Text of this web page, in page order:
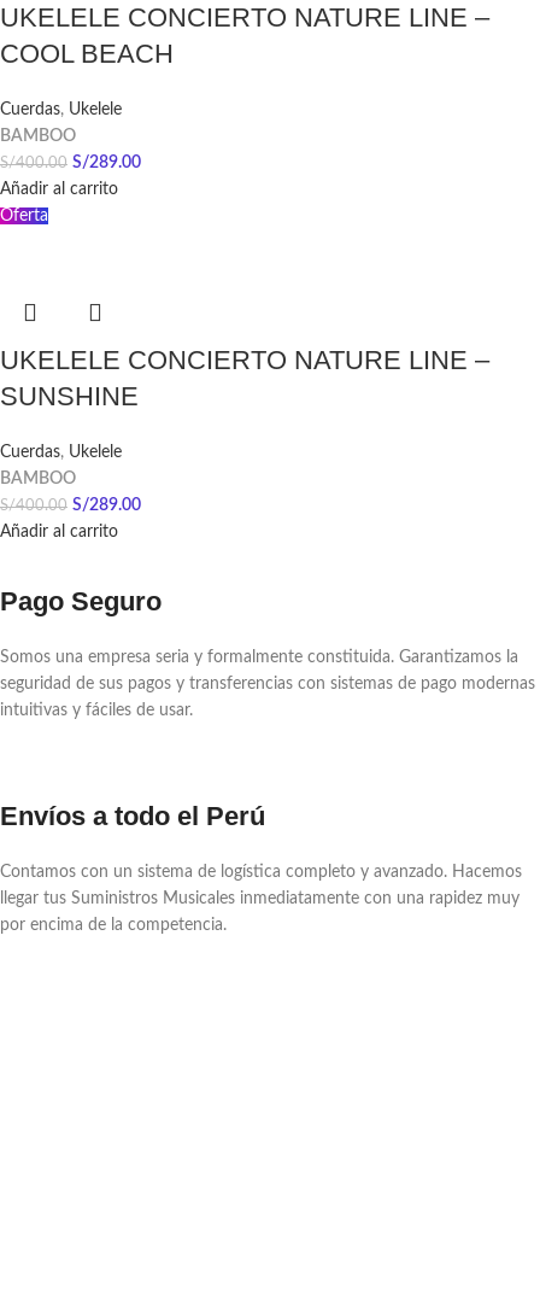
UKELELE CONCIERTO NATURE LINE –
COOL BEACH
Cuerdas, Ukelele
BAMBOO
S/400.00 S/289.00
Añadir al carrito
Oferta
UKELELE CONCIERTO NATURE LINE –
SUNSHINE
Cuerdas, Ukelele
BAMBOO
S/400.00 S/289.00
Añadir al carrito
Pago Seguro
Somos una empresa seria y formalmente constituida. Garantizamos la
seguridad de sus pagos y transferencias con sistemas de pago modernas
intuitivas y fáciles de usar.
Envíos a todo el Perú
Contamos con un sistema de logística completo y avanzado. Hacemos
llegar tus Suministros Musicales inmediatamente con una rapidez muy
por encima de la competencia.